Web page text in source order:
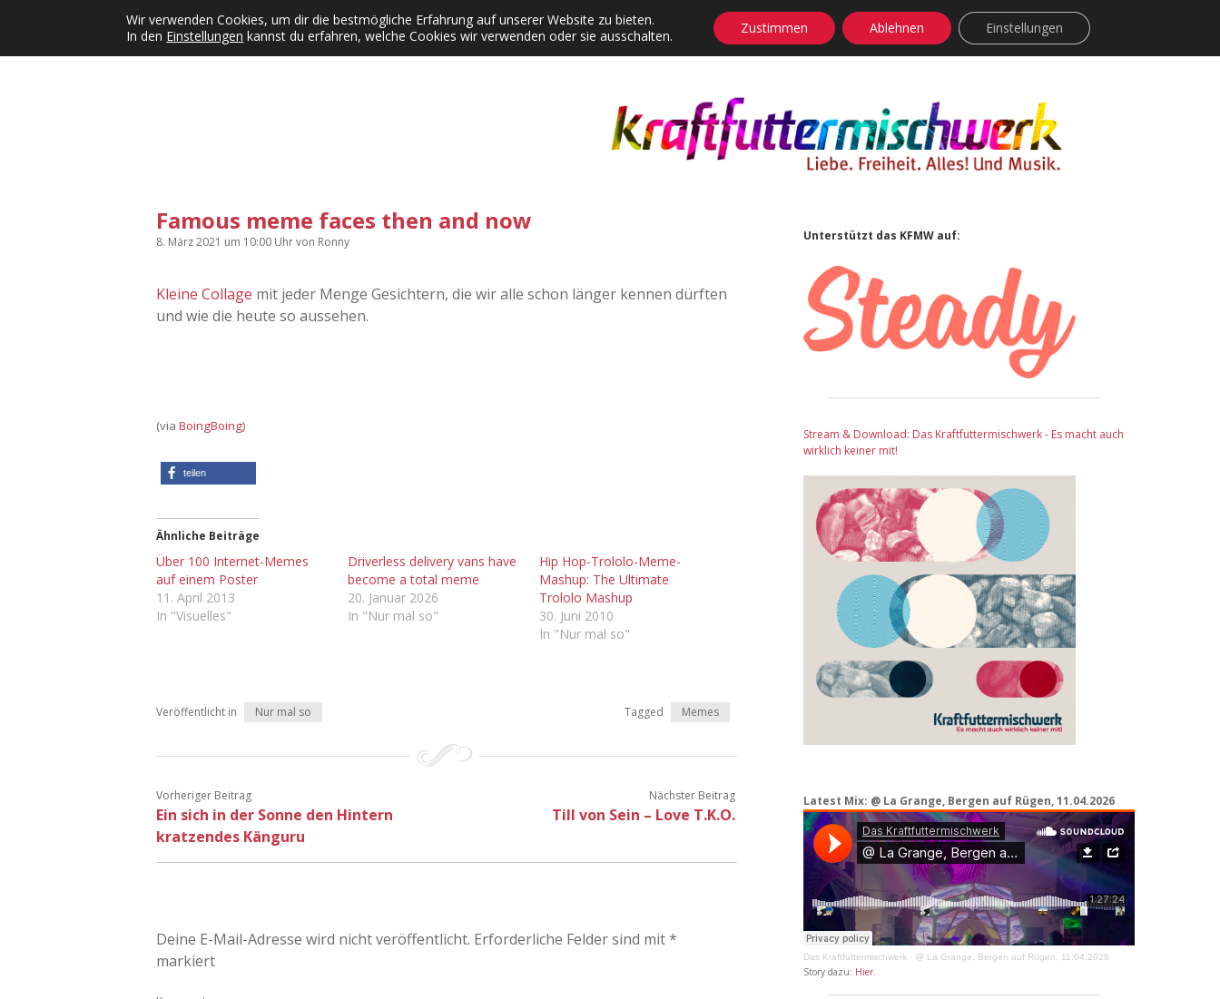
Kategorien Dropdown-Menü öffnen
KFMW-Disco Dates Instagrams Contact Adventskalender Dropdown-Menü öffnen facebook
instagram
rss soundcloud
vimeoBluesky
Famous meme faces then and now
8. März 2021 um 10:00 Uhrvon Ronny
Kleine Collage mit jeder Menge Gesichtern, die wir alle schon länger kennen dürften
und wie die heute so aussehen.
(via BoingBoing)
teilen
Ähnliche Beiträge
Über 100 Internet-Memes
auf einem Poster
11. April 2013
In "Visuelles"
Driverless delivery vans have
become a total meme
20. Januar 2026
In "Nur mal so"
Hip Hop-Trololo-Meme-
Mashup: The Ultimate
Trololo Mashup
30. Juni 2010
In "Nur mal so"
Veröffentlicht in Nur mal so Tagged Memes
Vorheriger Beitrag
Ein sich in der Sonne den Hintern
kratzendes Känguru
Nächster Beitrag
Till von Sein – Love T.K.O.
Deine E-Mail-Adresse wird nicht veröffentlicht. Erforderliche Felder sind mit*
markiert
Sidebar
Unterstützt das KFMW auf:
Stream & Download: Das Kraftfuttermischwerk - Es macht auch
wirklich keiner mit!
Latest Mix: @ La Grange, Bergen auf Rügen, 11.04.2026
Das Kraftfuttermischwerk · @ La Grange, Bergen auf Rügen, 11.04.2026
Story dazu: Hier.
Wir verwenden Cookies, um dir die bestmögliche Erfahrung auf unserer Website zu bieten.
In den Einstellungen kannst du erfahren, welche Cookies wir verwenden oder sie ausschalten. Zustimmen Ablehnen Einstellungen